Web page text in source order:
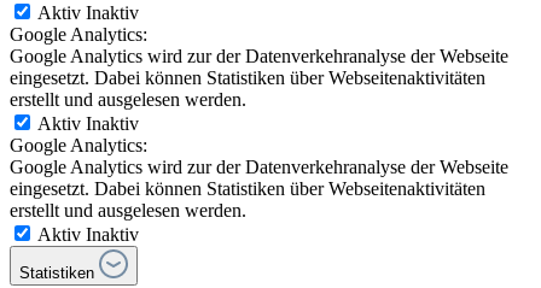
Aktiv Inaktiv
Google Analytics:
Google Analytics wird zur der Datenverkehranalyse der Webseite
eingesetzt. Dabei können Statistiken über Webseitenaktivitäten
erstellt und ausgelesen werden.
Aktiv Inaktiv
Google Analytics:
Google Analytics wird zur der Datenverkehranalyse der Webseite
eingesetzt. Dabei können Statistiken über Webseitenaktivitäten
erstellt und ausgelesen werden.
Aktiv Inaktiv
Statistiken